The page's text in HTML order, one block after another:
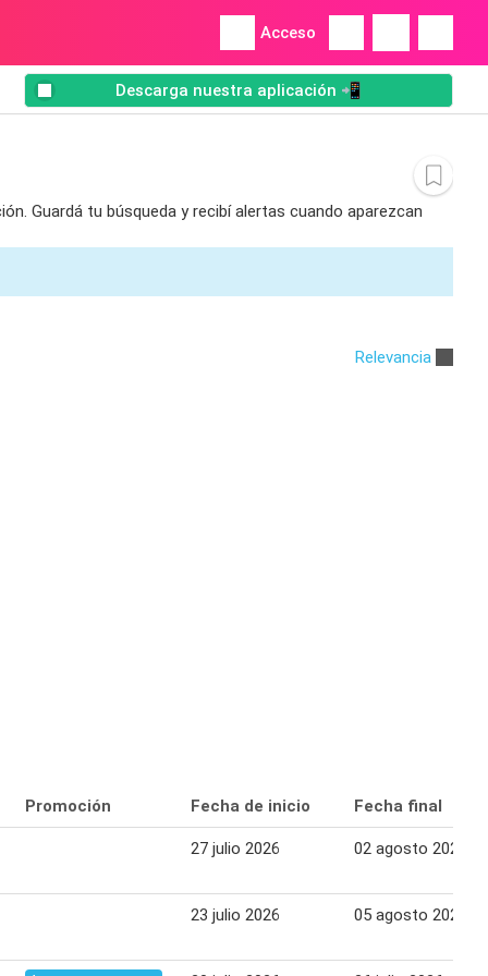
Acceso
Descarga nuestra aplicación 📲
Guardá tu búsqueda y recibí alertas cuando aparezcan
Relevancia
Promoción Fecha de inicio Fecha final
27 julio 2026 02 agosto 2026
23 julio 2026 05 agosto 2026